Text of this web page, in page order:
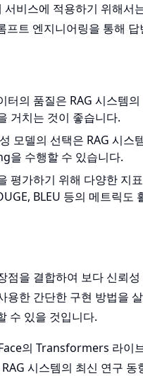
비스에 적용하기 위해서
프트 엔지니어링을 통해
터의 품질은 RAG 시스템
거치는 것이 좋습니다.
모델의 선택은 RAG 시
을 수행할 수 있습니다.
평가하기 위해 다양한 지
BLEU 등의 메트릭도
점을 결합하여 보다 신뢰
용한 간단한 구현 방법을
수 있을 것입니다.
의 Transformers 라이
시스템의 최신 연구